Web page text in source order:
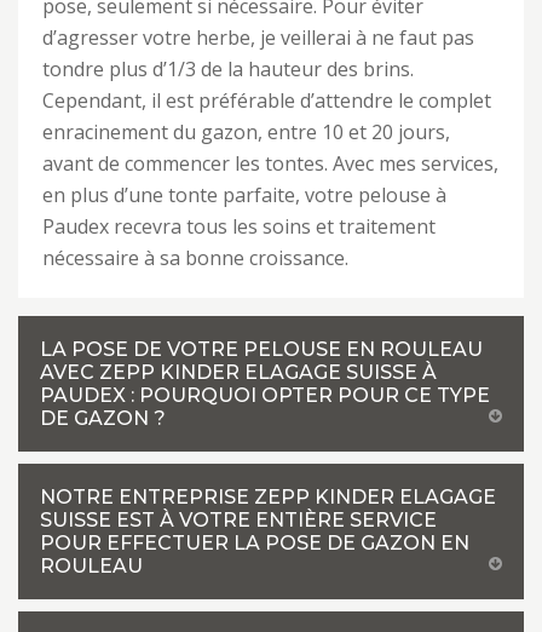
pose, seulement si nécessaire. Pour éviter
d’agresser votre herbe, je veillerai à ne faut pas
tondre plus d’1/3 de la hauteur des brins.
Cependant, il est préférable d’attendre le complet
enracinement du gazon, entre 10 et 20 jours,
avant de commencer les tontes. Avec mes services,
en plus d’une tonte parfaite, votre pelouse à
Paudex recevra tous les soins et traitement
nécessaire à sa bonne croissance.
LA POSE DE VOTRE PELOUSE EN ROULEAU
AVEC ZEPP KINDER ELAGAGE SUISSE À
PAUDEX : POURQUOI OPTER POUR CE TYPE
DE GAZON ?
NOTRE ENTREPRISE ZEPP KINDER ELAGAGE
SUISSE EST À VOTRE ENTIÈRE SERVICE
POUR EFFECTUER LA POSE DE GAZON EN
ROULEAU